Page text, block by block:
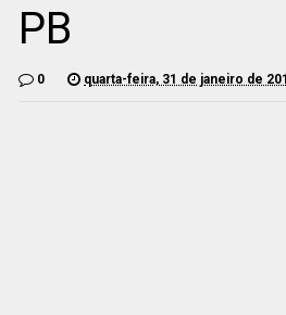
PB
0 quarta-feira, 31 de janeiro de